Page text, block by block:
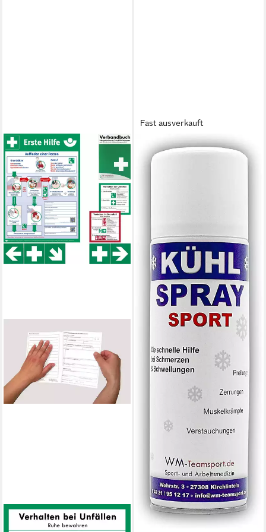
WM-TEAMSPORT
Erste-Hilfe-Set BG-Info-Paket
Fast ausverkauft
WM-TEAMSPORT
Kühlpflaster WM-Teamsport